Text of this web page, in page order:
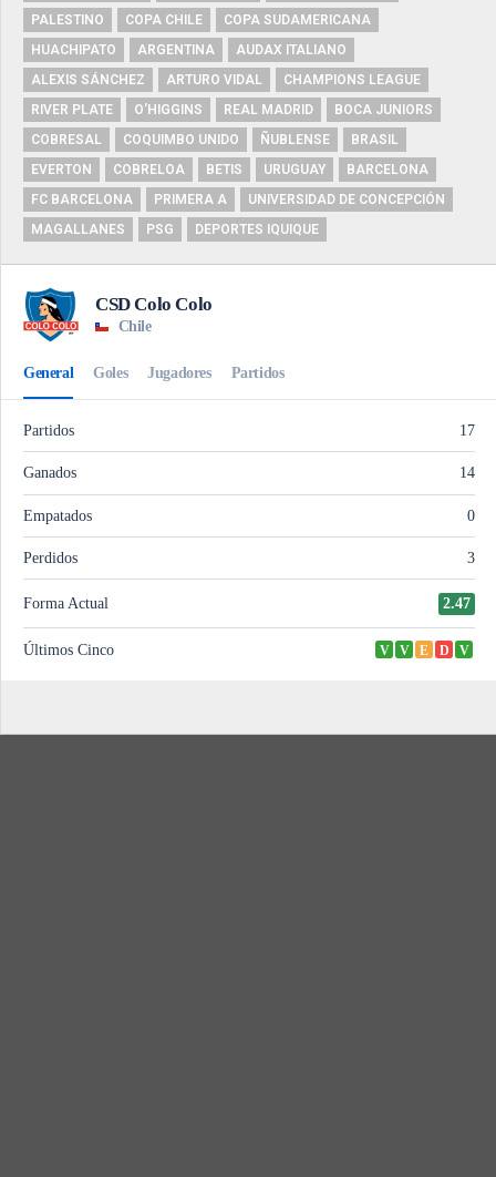
PALESTINO
COPA CHILE
COPA SUDAMERICANA
HUACHIPATO
ARGENTINA
AUDAX ITALIANO
ALEXIS SÁNCHEZ
ARTURO VIDAL
CHAMPIONS LEAGUE
RIVER PLATE
O'HIGGINS REAL MADRID
BOCA JUNIORS
COBRESAL
COQUIMBO UNIDO ÑUBLENSE
BRASIL
EVERTON
COBRELOA BETIS URUGUAY
BARCELONA
FC BARCELONA
PRIMERA A
UNIVERSIDAD DE CONCEPCIÓN
MAGALLANES
PSG DEPORTES IQUIQUE